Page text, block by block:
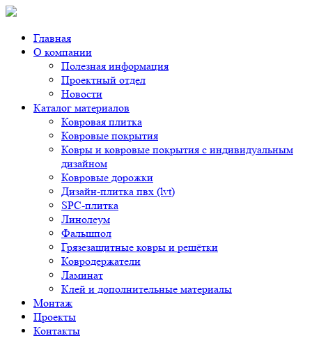
Главная
О компании
Полезная информация
Проектный отдел
Новости
Каталог материалов
Ковровая плитка
Ковровые покрытия
Ковры и ковровые покрытия с индивидуальным
дизайном
Ковровые дорожки
Дизайн-плитка пвх (lvt)
SPC-плитка
Линолеум
Фальшпол
Грязезащитные ковры и решётки
Ковродержатели
Ламинат
Клей и дополнительные материалы
Монтаж
Проекты
Контакты